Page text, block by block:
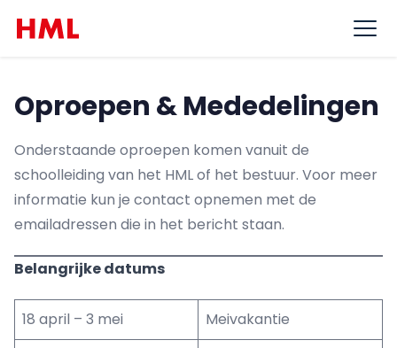
Oproepen & Mededelingen
Onderstaande oproepen komen vanuit de
schoolleiding van het HML of het bestuur. Voor meer
informatie kun je contact opnemen met de
emailadressen die in het bericht staan.
Belangrijke datums
18 april – 3 mei Meivakantie